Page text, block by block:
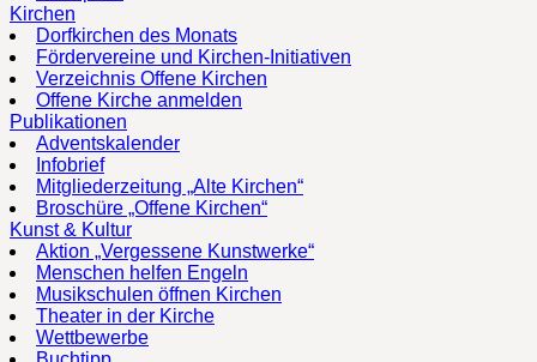
Kirchen
Dorfkirchen des Monats
Fördervereine und Kirchen-Initiativen
Verzeichnis Offene Kirchen
Offene Kirche anmelden
Publikationen
Adventskalender
Infobrief
Mitgliederzeitung „Alte Kirchen“
Broschüre „Offene Kirchen“
Kunst & Kultur
Aktion „Vergessene Kunstwerke“
Menschen helfen Engeln
Musikschulen öffnen Kirchen
Theater in der Kirche
Wettbewerbe